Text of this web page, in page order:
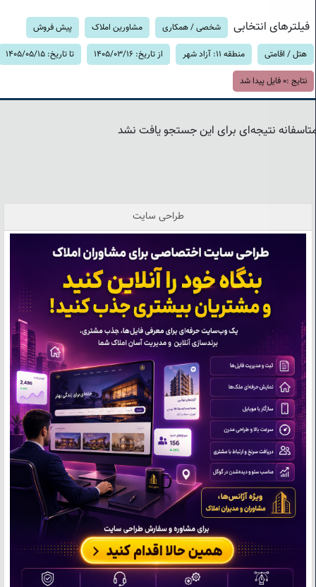
فیلترهای انتخابی شخصی / همکاری مشاورین املاک پیش فروش
هتل / اقامتی منطقه 11: آزاد شهر از تاریخ: 1405/03/16 تا تاریخ: 1405/05/15
نتایج :0 فایل پیدا شد
نتیجه‌ای برای این جستجو یافت نشد
طراحی سایت